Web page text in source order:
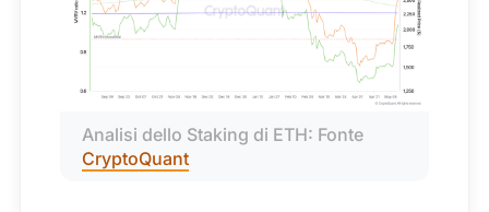
CryptoQuant